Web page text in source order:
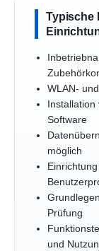
Typische
WLAN-
Software
möglich
Prüfung
und